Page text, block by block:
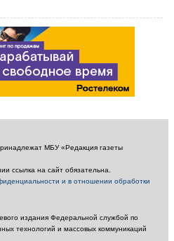
МБУ «Редакция газеты
ссылка на сайт обязательна.
и в отношении обработки
издания Федеральной службой по
технологий и массовых коммуникаций